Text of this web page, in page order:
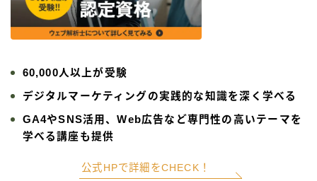
60,000人以上が受験
デジタルマーケティングの実践的な知識を深く学べる
GA4やSNS活用、Web広告など専門性の高いテーマを
学べる講座も提供
公式HPで詳細をCHECK！